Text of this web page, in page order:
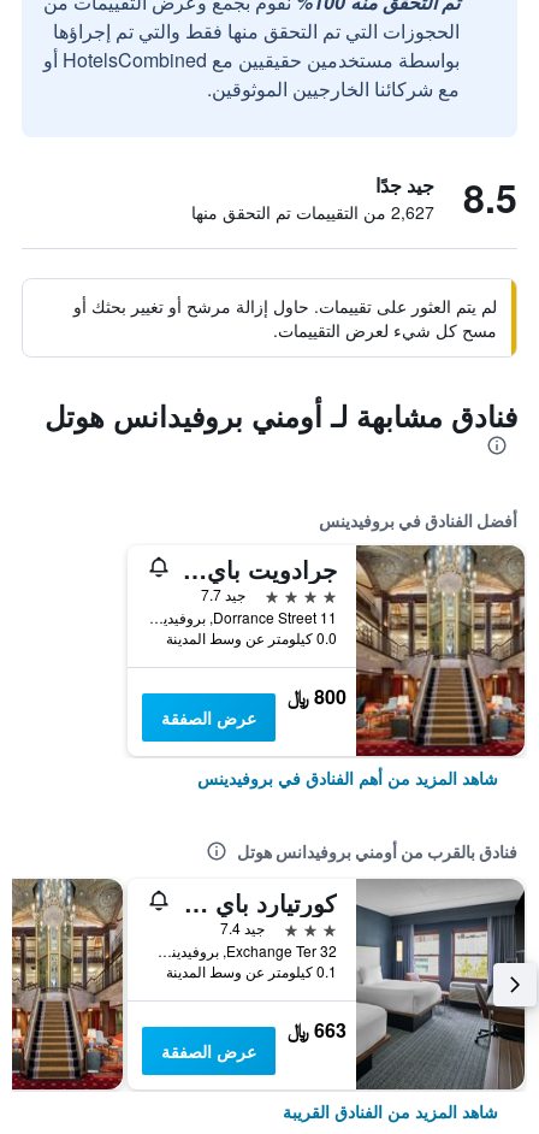
الحجوزات التي تم التحقق منها فقط والتي تم إجراؤها
بواسطة مستخدمين حقيقيين مع HotelsCombined أو
مع شركائنا الخارجيين الموثوقين.
8.5 جيد جدًا
2,627 من التقييمات تم التحقق منها
لم يتم العثور على تقييمات. حاول إزالة مرشح أو تغيير بحثك أو
مسح كل شيء لعرض التقييمات.
فنادق مشابهة لـ أومني بروفيدانس هوتل
أفضل الفنادق في بروفيدينس
جرادويت باي هيلتون بروفيدنس
4 نجوم
جيد 7.7
11 Dorrance Street, بروفيدينس, RI, الولايات المتحدة الأميريكية
0.0 كيلومتر عن وسط المدينة
800 ﷼
عرض الصفقة
شاهد المزيد من أهم الفنادق في بروفيدينس
فنادق بالقرب من أومني بروفيدانس هوتل
كورتيارد باي ماريوت بروفيدنس داونتاون
3 نجوم
جيد 7.4
32 Exchange Ter, بروفيدينس, RI, الولايات المتحدة الأميريكية
0.1 كيلومتر عن وسط المدينة
663 ﷼
عرض الصفقة
شاهد المزيد من الفنادق القريبة